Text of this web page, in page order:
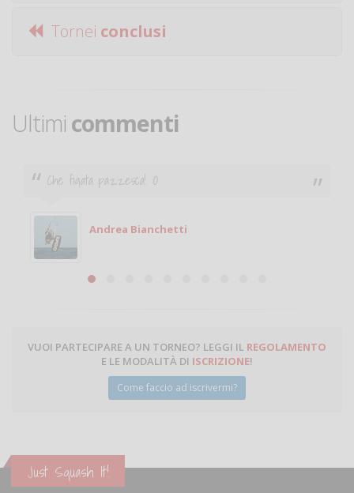
Tornei conclusi
Ultimi commenti
Che figata pazzesca! :O
Andrea Bianchetti
VUOI PARTECIPARE A UN TORNEO? LEGGI IL REGOLAMENTO
E LE MODALITÀ DI ISCRIZIONE!
Come faccio ad iscrivermi?
Just Squash It!